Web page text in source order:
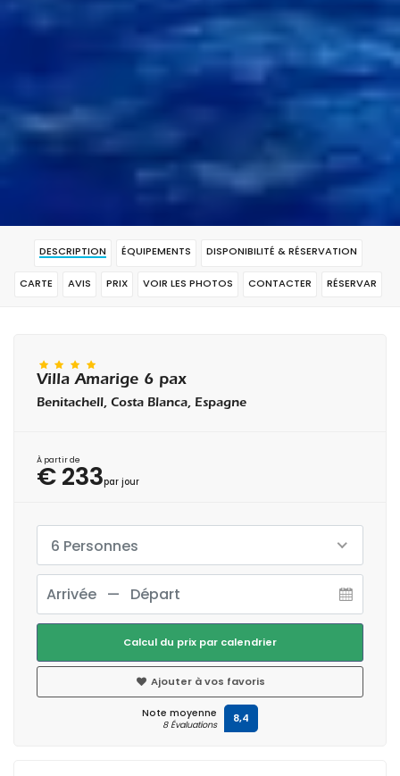
DESCRIPTION ÉQUIPEMENTS DISPONIBILITÉ & RÉSERVATION
CARTE AVIS PRIX VOIR LES PHOTOS CONTACTER RÉSERVAR
Villa Amarige 6 pax
Benitachell, Costa Blanca, Espagne
À partir de
€ 233par jour
6 Personnes
Calcul du prix par calendrier
Ajouter à vos favoris
Note moyenne
8 Évaluations 8,4